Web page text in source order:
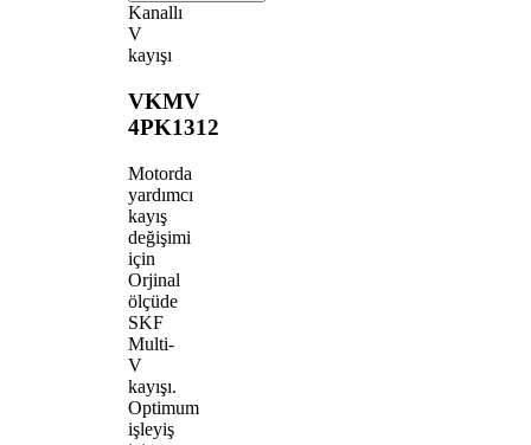
Kanallı
V
kayışı
VKMV
4PK1312
Motorda
yardımcı
kayış
değişimi
için
Orjinal
ölçüde
SKF
Multi-
V
kayışı.
Optimum
işleyiş